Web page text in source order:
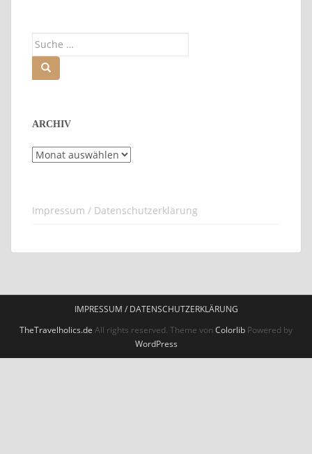
ARCHIV
Archiv
Impressum / Datenschutzerklärung
IMPRESSUM / DATENSCHUTZERKLÄRUNG
TheTravelholics.de All rights reserved. Theme von Colorlib Powered by
WordPress